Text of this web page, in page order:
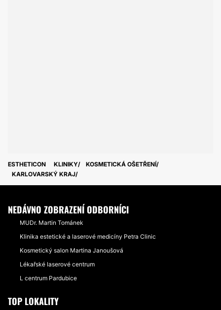
ESTHETICON KLINIKY
KOSMETICKÁ OŠETŘENÍ
KARLOVARSKÝ KRAJ
NEDÁVNO ZOBRAZENÍ ODBORNÍCI
MUDr. Martin Tománek
Klinika estetické a laserové medicíny Petra Clinic
Kosmetický salon Martina Janoušová
Lékařské laserové centrum
L centrum Pardubice
TOP LOKALITY